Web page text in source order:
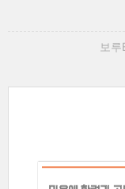
보루